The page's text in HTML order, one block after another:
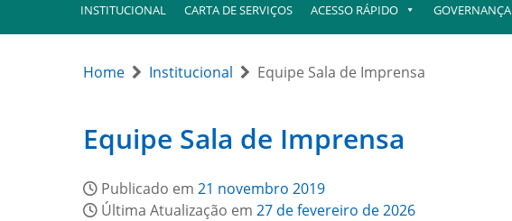
INSTITUCIONAL CARTA DE SERVIÇOS ACESSO RÁPIDO GOVERNANÇA
Home Institucional Equipe Sala de Imprensa
Equipe Sala de Imprensa
Publicado em 21 novembro 2019
Última Atualização em 27 de fevereiro de 2026